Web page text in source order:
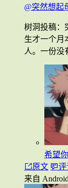
@突然想起
树洞投稿：
生才一个月
人。一份没
希望
原文
评
来自 Android